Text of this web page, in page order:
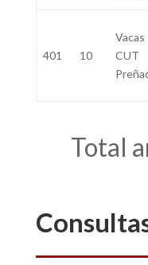
401 10
Vacas
CUT
Total